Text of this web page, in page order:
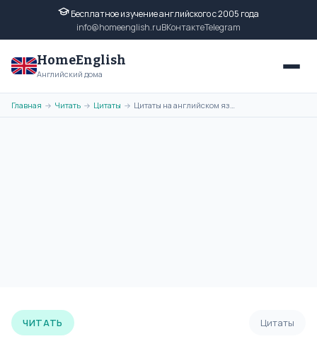
Бесплатное изучение английского с 2005 года
info@homeenglish.ruВКонтактеTelegram
HomeEnglish
Английский дома
Главная → Читать → Цитаты → Цитаты на английском языке Джорджа Буша младшего с переводом
ЧИТАТЬ Цитаты